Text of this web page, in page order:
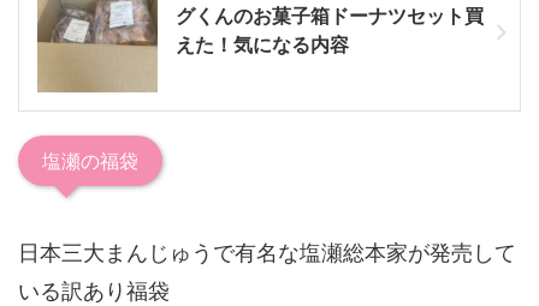
グくんのお菓子箱ドーナツセット買
えた！気になる内容
塩瀬の福袋
日本三大まんじゅうで有名な塩瀬総本家が発売して
いる訳あり福袋